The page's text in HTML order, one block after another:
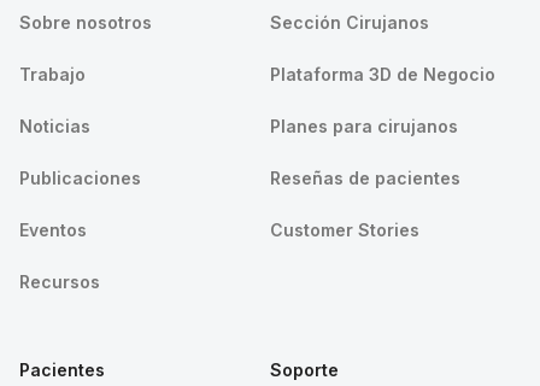
Sobre nosotros
Trabajo
Noticias
Publicaciones
Eventos
Recursos
Sección Cirujanos
Plataforma 3D de Negocio
Planes para cirujanos
Reseñas de pacientes
Customer Stories
Pacientes
Soporte